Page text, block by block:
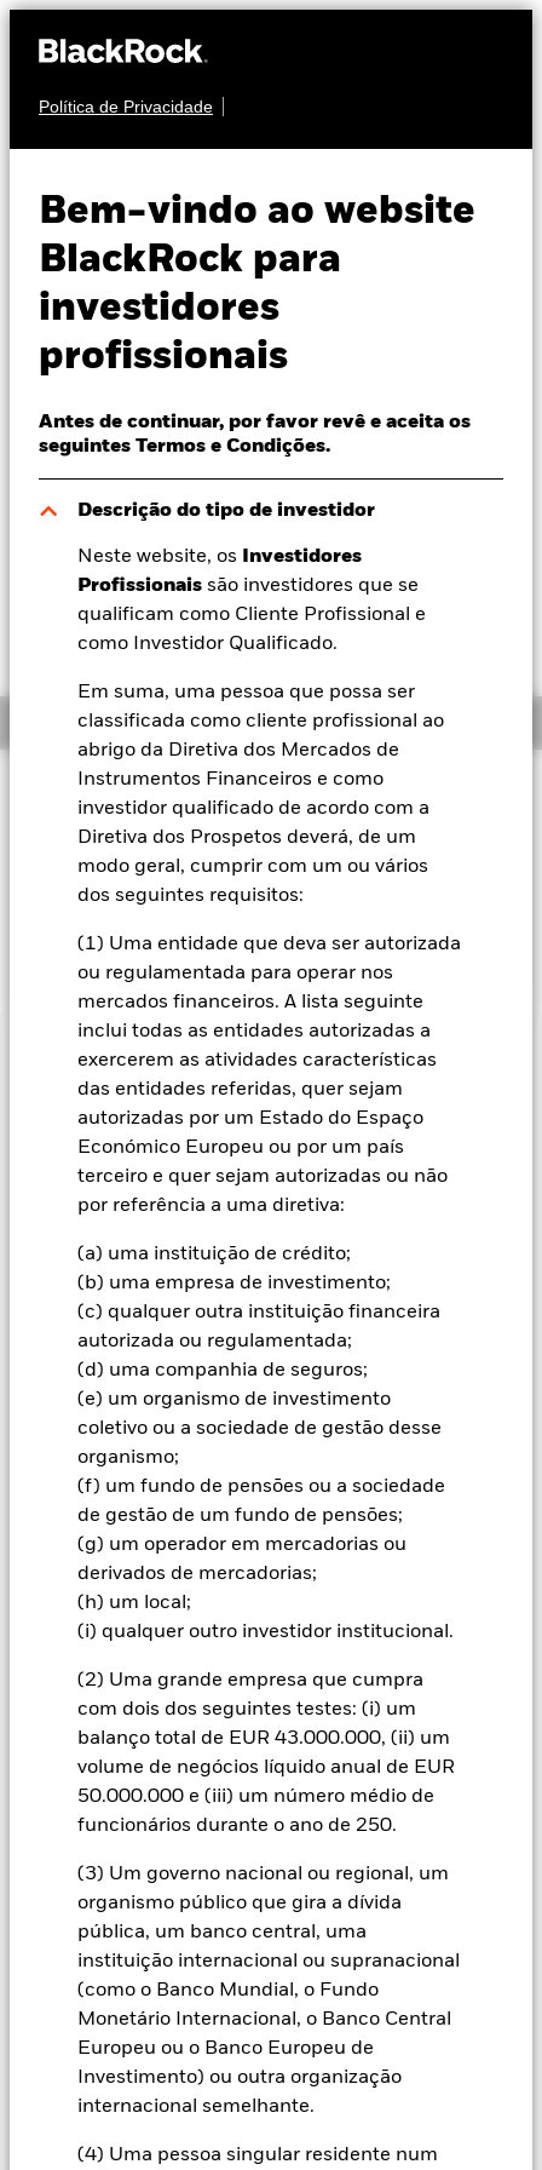
Política de Privacidade
Bem-vindo ao website
BlackRock para
investidores
profissionais
Antes de continuar, por favor revê e aceita os
seguintes Termos e Condições.
Descrição do tipo de investidor
Neste website, os
Investidores
Profissionais são investidores que se
qualificam como Cliente Profissional e
como Investidor Qualificado.
Em suma, uma pessoa que possa ser
classificada como cliente profissional ao
abrigo da Diretiva dos Mercados de
Instrumentos Financeiros e como
investidor qualificado de acordo com a
Diretiva dos Prospetos deverá, de um
modo geral, cumprir com um ou vários
dos seguintes requisitos:
(1) Uma entidade que deva ser autorizada
ou regulamentada para operar nos
mercados financeiros. A lista seguinte
inclui todas as entidades autorizadas a
exercerem as atividades características
das entidades referidas, quer sejam
autorizadas por um Estado do Espaço
Económico Europeu ou por um país
terceiro e quer sejam autorizadas ou não
por referência a uma diretiva:
(a) uma instituição de crédito;
(b) uma empresa de investimento;
(c) qualquer outra instituição financeira
autorizada ou regulamentada;
(d) uma companhia de seguros;
(e) um organismo de investimento
coletivo ou a sociedade de gestão desse
organismo;
(f) um fundo de pensões ou a sociedade
de gestão de um fundo de pensões;
(g) um operador em mercadorias ou
derivados de mercadorias;
(h) um local;
(i) qualquer outro investidor institucional.
(2) Uma grande empresa que cumpra
com dois dos seguintes testes: (i) um
balanço total de EUR 43.000.000, (ii) um
volume de negócios líquido anual de EUR
50.000.000 e (iii) um número médio de
funcionários durante o ano de 250.
(3) Um governo nacional ou regional, um
organismo público que gira a dívida
pública, um banco central, uma
instituição internacional ou supranacional
(como o Banco Mundial, o Fundo
Monetário Internacional, o Banco Central
Europeu ou o Banco Europeu de
Investimento) ou outra organização
internacional semelhante.
(4) Uma pessoa singular residente num
Perspectivas
Visão de mercado
Recursos
Profissionais
Portugal
Change location
BlackRock
iShares
Aladdin
A nossa empresa
Bond Fund
NAV a 07 ago. 2026
EUR 17,46
EUR 0,00 (0,00%)
Resumo
Filosofia de investimento
O Fundo Euro Corporate Bond visa maximizar a
rentabilidade total. O Fundo investe pelo menos 70% do
total dos seus activos em valores mobiliários negociáveis de
rendimento fixo classificados como investimento expressos
flexível.
Informação Importante: Capital em Risco.O valor investido
e seus rendimentos podem sofrer reduções ou aumentos e
não são garantidos. Investidores podem não reaver o
O risco de crédito, as alterações das taxas de juro e/ou os
incumprimentos de emitentes terão um impacto significativo
nos resultados dos títulos de rendimento fixo. As revisões em
baixa das notações de crédito, potenciais ou efetivas, podem
aumentar o nível de risco. Os derivados poderão ser
altamente sensíveis às variações de valor do ativo subjacente
e podem potenciar as perdas e os ganhos, o que se traduz em
variações mais acentuadas do valor do Fundo. O impacto no
Fundo pode ser superior sempre que os derivados sejam
utilizados de forma alargada ou complexa. O Fundo procura
excluir as empresas que exercem certas atividades
incompatíveis com os critérios ESG. Por conseguinte, os
investidores devem efetuar uma avaliação ética pessoal da
análise ESG do Fundo antes de investirem no Fundo. Essa
análise ESG pode ter um impacto negativo no valor dos
investimentos do Fundo em comparação com um fundo que
não esteja sujeito a essa mesma análise.
Todas as categorias de acções com cobertura cambial utilizam
derivados para a cobertura do risco cambial. A utilização de
derivados para uma categoria de acções pode implicar o risco
categorias de acções do fundo. A sociedade gestora do fundo
envidará os esforços necessários para garantir a aplicação de
procedimentos adequados quem minimizem o risco de
contágio a outra categoria de acções. Através da caixa de lista
pendente imediatamente abaixo do nome do fundo, pode ver
assinaladas com a expressão “Hedged” no nome da categoria
de acções. Além disso, está disponível, mediante pedido
dirigido à sociedade gestora do fundo, uma lista completa de
todas as categorias de acções com cobertura cambial.
Na medida em que o Fundo efetua empréstimos de valores
mobiliários para reduzir os custos, o Fundo receberá 62,5%
das receitas associadas geradas e os restantes 37,5% serão
recebidos pela BlackRock enquanto agente de empréstimos
de valores mobiliários. Uma vez que a partilha de receitas de
empréstimos de valores mobiliários não aumenta os custos